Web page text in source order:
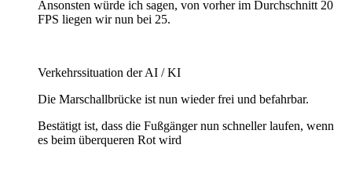
Ansonsten würde ich sagen, von vorher im Durchschnitt 20
FPS liegen wir nun bei 25.
Verkehrssituation der AI / KI
Die Marschallbrücke ist nun wieder frei und befahrbar.
Bestätigt ist, dass die Fußgänger nun schneller laufen, wenn
es beim überqueren Rot wird